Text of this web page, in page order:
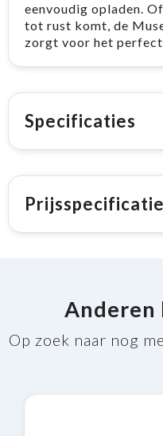
eenvoudig opladen.
tot rust komt, de
zorgt voor het
Specificaties
Anderen
Op zoek naar nog